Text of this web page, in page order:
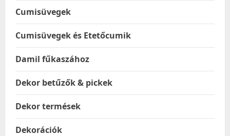
Cumisüvegek
Cumisüvegek és Etetőcumik
Damil fűkaszához
Dekor betűzők & pickek
Dekor termések
Dekorációk